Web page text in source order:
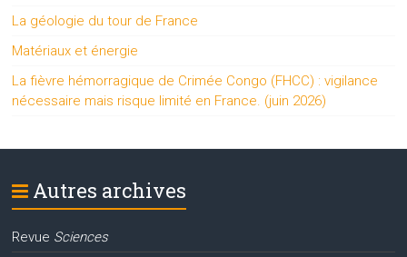
La géologie du tour de France
Matériaux et énergie
La fièvre hémorragique de Crimée Congo (FHCC) : vigilance
nécessaire mais risque limité en France. (juin 2026)
Autres archives
Revue Sciences